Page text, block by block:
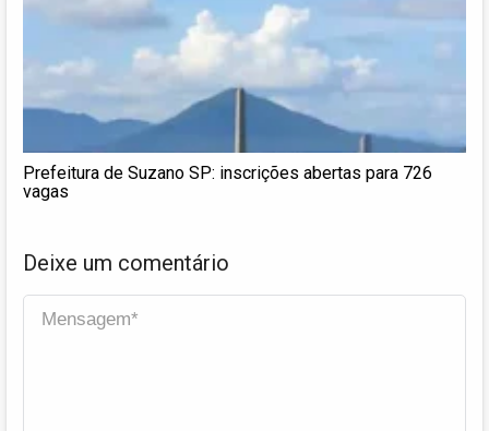
Prefeitura de Suzano SP: inscrições abertas para 726
vagas
Deixe um comentário